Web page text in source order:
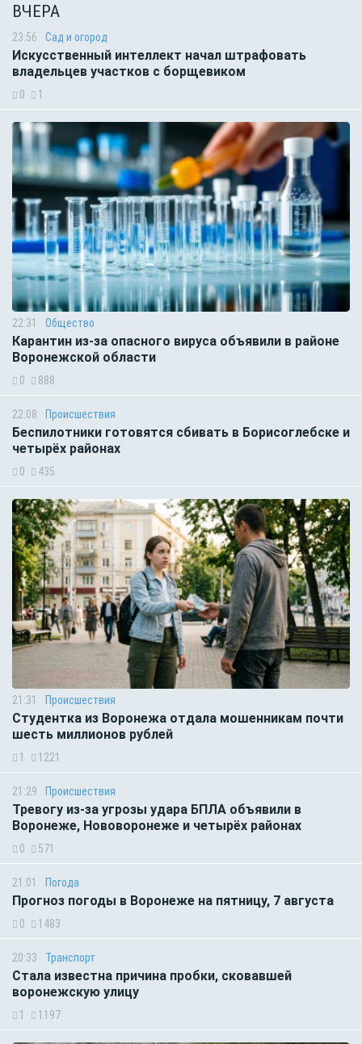
ВЧЕРА
23:56 Сад и огород
Искусственный интеллект начал штрафовать
владельцев участков с борщевиком
0 1
22:31 Общество
Карантин из-за опасного вируса объявили в районе
Воронежской области
0 888
22:08 Происшествия
Беспилотники готовятся сбивать в Борисоглебске и
четырёх районах
0 435
21:31 Происшествия
Студентка из Воронежа отдала мошенникам почти
шесть миллионов рублей
1 1221
21:29 Происшествия
Тревогу из-за угрозы удара БПЛА объявили в
Воронеже, Нововоронеже и четырёх районах
0 571
21:01 Погода
Прогноз погоды в Воронеже на пятницу, 7 августа
0 1483
20:33 Транспорт
Стала известна причина пробки, сковавшей
воронежскую улицу
1 1197